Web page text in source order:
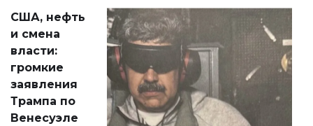
актуальных тем —
от слухов о
политических
реформах до
вопросов армии,
экономики и
личного здоровья.
США, нефть
и смена
власти:
громкие
заявления
Трампа по
Венесуэле